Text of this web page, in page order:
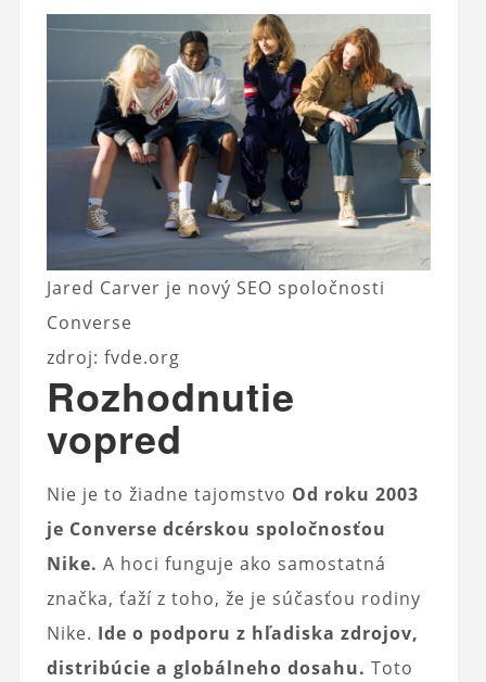
Jared Carver je nový SEO spoločnosti
Converse
zdroj: fvde.org
Rozhodnutie
vopred
Nie je to žiadne tajomstvo Od roku 2003
je Converse dcérskou spoločnosťou
Nike. A hoci funguje ako samostatná
značka, ťaží z toho, že je súčasťou rodiny
Nike. Ide o podporu z hľadiska zdrojov,
distribúcie a globálneho dosahu. Toto